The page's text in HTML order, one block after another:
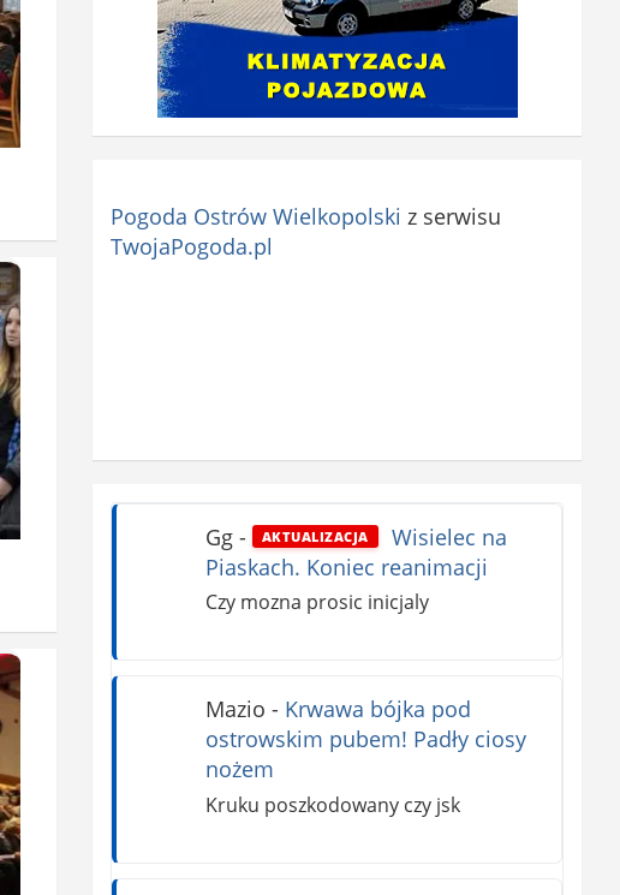
Pogoda Ostrów Wielkopolski z serwisu
TwojaPogoda.pl
Gg- AKTUALIZACJA
Wisielec na
Piaskach. Koniec reanimacji
Czy mozna prosic inicjaly
Mazio - Krwawa bójka pod
ostrowskim pubem! Padły ciosy
nożem
Kruku poszkodowany czy jsk